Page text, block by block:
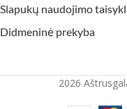
Slapukų naudojimo
Didmeninė prekyba
2026